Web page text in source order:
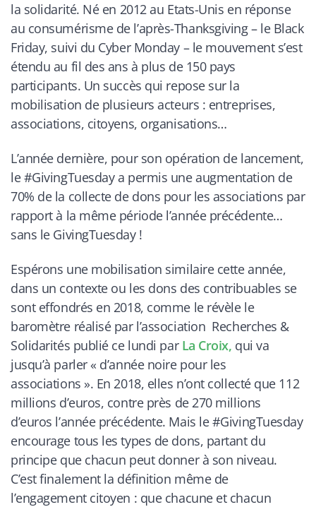
la solidarité. Né en 2012 au Etats-Unis en réponse
au consumérisme de l’après-Thanksgiving – le Black
Friday, suivi du Cyber Monday – le mouvement s’est
étendu au fil des ans à plus de 150 pays
participants. Un succès qui repose sur la
mobilisation de plusieurs acteurs : entreprises,
associations, citoyens, organisations…
L’année dernière, pour son opération de lancement,
le #GivingTuesday a permis une augmentation de
70% de la collecte de dons pour les associations par
rapport à la même période l’année précédente…
sans le GivingTuesday !
Espérons une mobilisation similaire cette année,
dans un contexte ou les dons des contribuables se
sont effondrés en 2018, comme le révèle le
baromètre réalisé par l’association Recherches &
Solidarités publié ce lundi par La Croix, qui va
jusqu’à parler « d’année noire pour les
associations ». En 2018, elles n’ont collecté que 112
millions d’euros, contre près de 270 millions
d’euros l’année précédente. Mais le #GivingTuesday
encourage tous les types de dons, partant du
principe que chacun peut donner à son niveau.
C’est finalement la définition même de
l’engagement citoyen : que chacune et chacun